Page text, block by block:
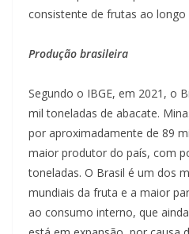
consistente de frutas ao longo
Produção brasileira
Segundo o IBGE, em 2021, o
mil toneladas de abacate.
por aproximadamente de 89
maior produtor do país, com
toneladas. O Brasil é um dos
mundiais da fruta e a maior
ao consumo interno, que